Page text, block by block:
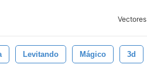
Vectores
Levitando Mágico 3d